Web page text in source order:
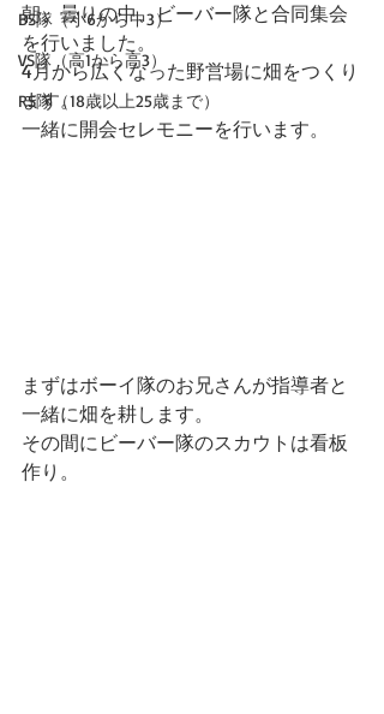
BS隊（小6から中3）
VS隊（高1から高3）
RS隊（18歳以上25歳まで）
朝、曇りの中、ビーバー隊と合同集会
を行いました。
4月から広くなった野営場に畑をつくり
ます。
一緒に開会セレモニーを行います。
まずはボーイ隊のお兄さんが指導者と
一緒に畑を耕します。
その間にビーバー隊のスカウトは看板
作り。